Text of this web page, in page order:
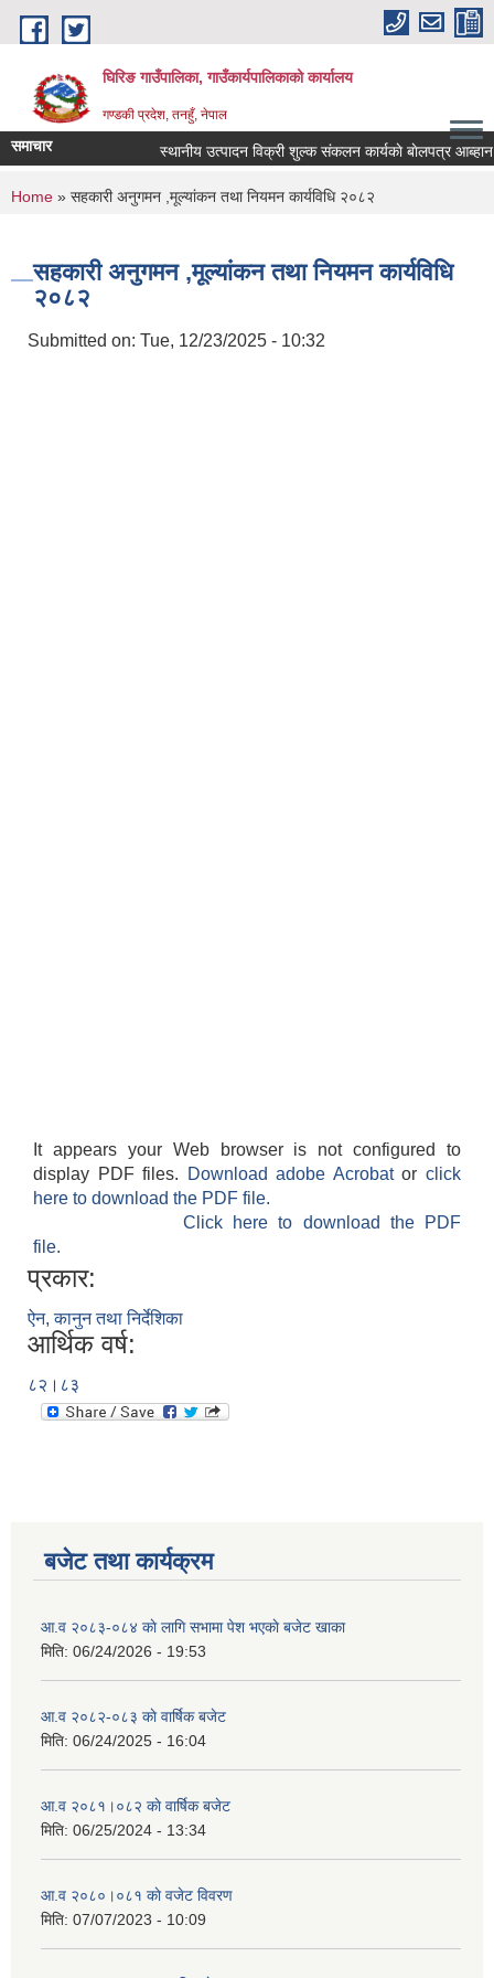
Skip to main content
घिरिङ गाउँपालिका, गाउँकार्यपालिकाको कार्यालय
गण्डकी प्रदेश, तनहुँ, नेपाल
समाचार स्थानीय उत्पादन विक्री शुल्क संकलन कार्यकाे बाेलपत्र आब्हान
You are here
Home » सहकारी अनुगमन ,मूल्यांकन तथा नियमन कार्यविधि २०८२
सहकारी अनुगमन ,मूल्यांकन तथा नियमन कार्यविधि
२०८२
Submitted on: Tue, 12/23/2025 - 10:32
It appears your Web browser is not configured to
display PDF files.
Download adobe Acrobatorclick
here to download the PDF file.
Click here to download the PDF
file.
प्रकार:
ऐन, कानुन तथा निर्देशिका
आर्थिक वर्ष:
८२।८३
बजेट तथा कार्यक्रम
आ.व २०८३-०८४ काे लागि सभामा पेश भएकाे बजेट खाका
मिति: 06/24/2026 - 19:53
आ.व २०८२-०८३ काे वार्षिक बजेट
मिति: 06/24/2025 - 16:04
आ.व २०८१।०८२ काे वार्षिक बजेट
मिति: 06/25/2024 - 13:34
आ.व २०८०।०८१ काे वजेट विवरण
मिति: 07/07/2023 - 10:09